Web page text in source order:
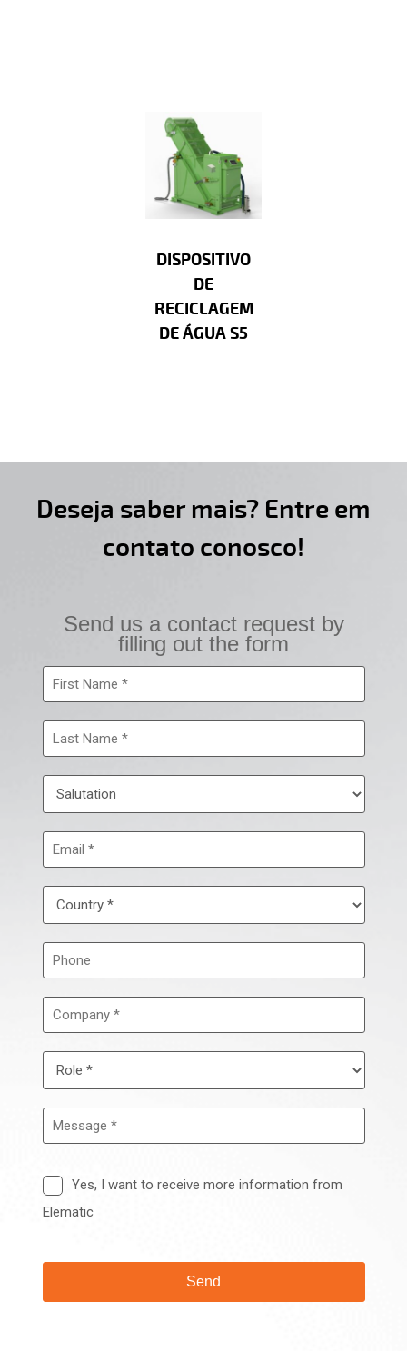
DISPOSITIVO
DE
RECICLAGEM
DE ÁGUA S5
Deseja saber mais? Entre em
contato conosco!